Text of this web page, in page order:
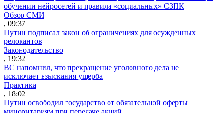
обучении нейросетей и правила «социальных» СЗПК
Обзор СМИ
, 09:37
Путин подписал закон об ограничениях для осужденных
релокантов
Законодательство
, 19:32
ВС напомнил, что прекращение уголовного дела не
исключает взыскания ущерба
Практика
, 18:02
Путин освободил государство от обязательной оферты
миноритариям при передаче акций